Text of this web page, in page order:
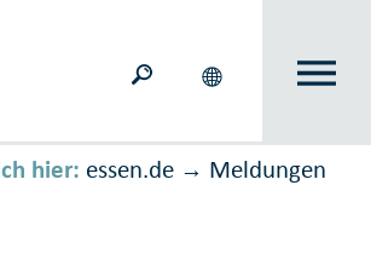
hier: essen.de → Meldungen